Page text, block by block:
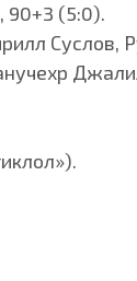
90+3 (5:0).
Суслов,